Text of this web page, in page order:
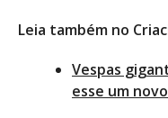
Leia também no
Vespas
esse um